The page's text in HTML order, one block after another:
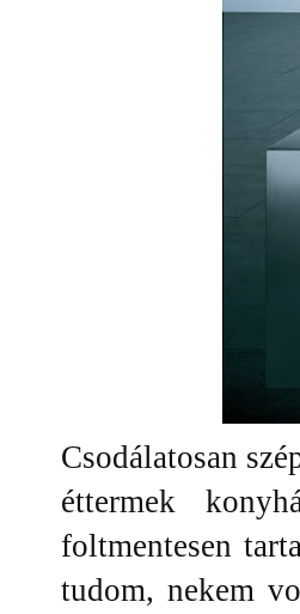
Csodálatosan
éttermek
foltmentesen
tudom, nekem